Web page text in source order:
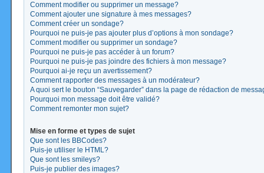
Comment modifier ou supprimer un message?
Comment ajouter une signature à mes messages?
Comment créer un sondage?
Pourquoi ne puis-je pas ajouter plus d’options à mon sondage?
Comment modifier ou supprimer un sondage?
Pourquoi ne puis-je pas accéder à un forum?
Pourquoi ne puis-je pas joindre des fichiers à mon message?
Pourquoi ai-je reçu un avertissement?
Comment rapporter des messages à un modérateur?
A quoi sert le bouton “Sauvegarder” dans la page de rédaction de
Pourquoi mon message doit être validé?
Comment remonter mon sujet?
Mise en forme et types de sujet
Que sont les BBCodes?
Puis-je utiliser le HTML?
Que sont les smileys?
Puis-je publier des images?